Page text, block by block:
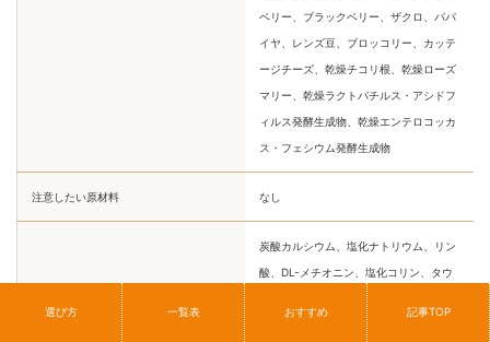
ベリー、ブラックベリー、ザクロ、パパ
イヤ、レンズ豆、ブロッコリー、カッテ
ージチーズ、乾燥チコリ根、乾燥ローズ
マリー、乾燥ラクトバチルス・アシドフ
ィルス発酵生成物、乾燥エンテロコッカ
ス・フェシウム発酵生成物
注意したい原材料 なし
炭酸カルシウム、塩化ナトリウム、リン
酸、DL-メチオニン、塩化コリン、タウ
リン、ビタミン類（ビタミンEサプリメン
ト、ナイアシン、L-アスコルビン酸-2-ポ
選び方 一覧表 おすすめ 記事TOP